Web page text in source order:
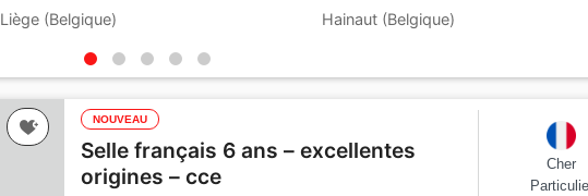
Liège (Belgique) Hainaut (Belgique)
NOUVEAU
Selle français 6 ans – excellentes
origines – cce
Cher